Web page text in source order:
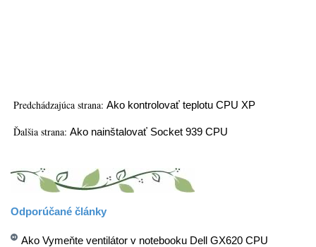
Predchádzajúca strana: Ako kontrolovať teplotu CPU XP
Ďalšia strana: Ako nainštalovať Socket 939 CPU
Odporúčané články
Ako Vymeňte ventilátor v notebooku Dell GX620 CPU